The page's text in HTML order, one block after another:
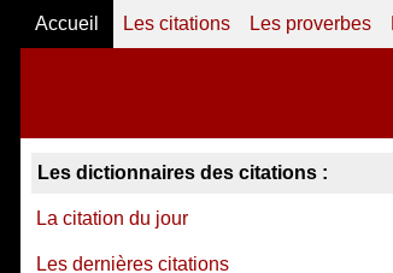
Accueil Les citations Les proverbes
Les dictionnaires des citations :
La citation du jour
Les dernières citations